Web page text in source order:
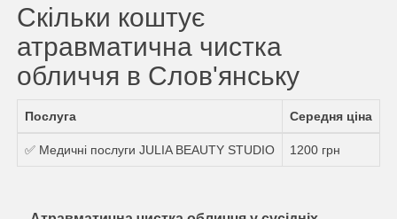
Скільки коштує
атравматична чистка
обличчя в Слов'янську
Послуга Середня ціна
✅ Медичні послуги JULIA BEAUTY STUDIO 1200 грн